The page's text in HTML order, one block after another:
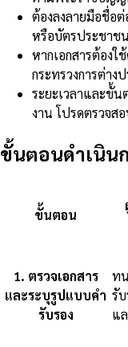
ต้องลงลายมือชื่อ
หรือบัตรประชาช
หากเอกสารต้องใ
กระทรวงการต่า
ระยะเวลาและขั้
งาน โปรดตรวจส
ขั้นตอนดำเนิน
ขั้นตอน
1. ตรวจเอกสาร
และระบุรูปแบบคำ
รับรอง
ท
รั
แ